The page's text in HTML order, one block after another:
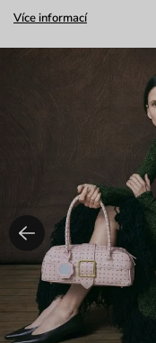
Více informací